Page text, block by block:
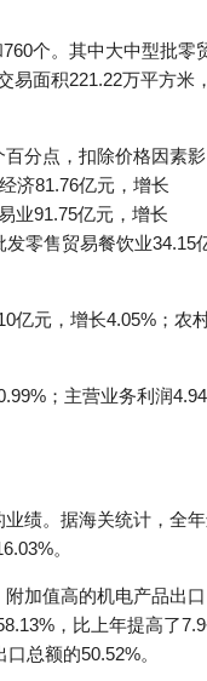
个。其中大中型批零
易面积221.22万平方米
分点，扣除价格因素影
济81.76亿元，增长
业91.75亿元，增长
零售贸易餐饮业34.15
亿元，增长4.05%；农
；主营业务利润
绩。据海关统计，全
。
加值高的机电产品出口
，比上年提高了
总额的50.52%。